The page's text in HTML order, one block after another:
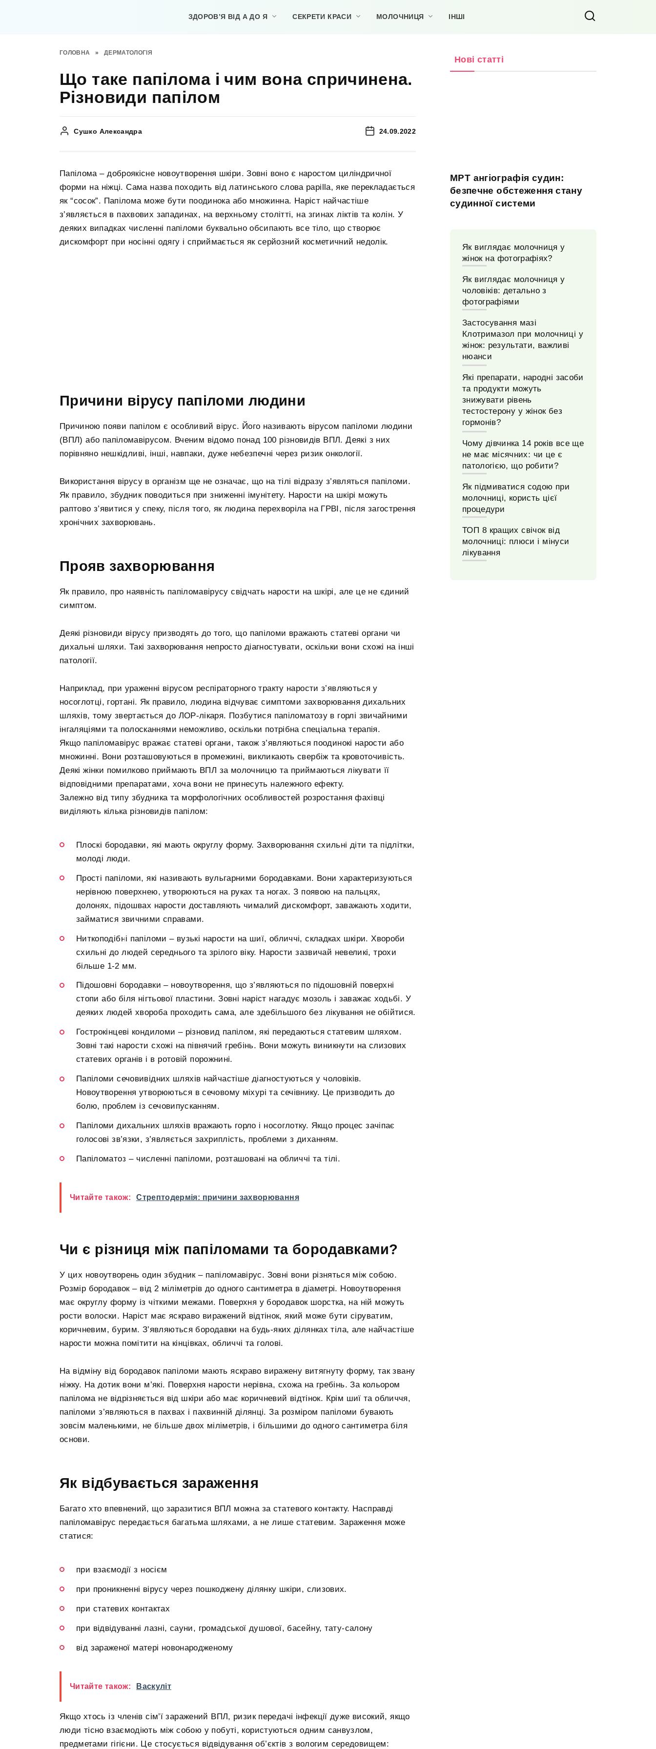
ЗДОРОВ’Я ВІД А ДО Я СЕКРЕТИ КРАСИ МОЛОЧНИЦЯ ІНШІ
ГОЛОВНА » ДЕРМАТОЛОГІЯ
Що таке папілома і чим вона спричинена.
Різновиди папілом
Сушко Александра 24.09.2022
Папілома – доброякісне новоутворення шкіри. Зовні воно є наростом циліндричної
форми на ніжці. Сама назва походить від латинського слова papilla, яке перекладається
як “сосок”. Папілома може бути поодинока або множинна. Наріст найчастіше
з’являється в пахвових западинах, на верхньому столітті, на згинах ліктів та колін. У
деяких випадках численні папіломи буквально обсипають все тіло, що створює
дискомфорт при носінні одягу і сприймається як серйозний косметичний недолік.
Причини вірусу папіломи людини
Причиною появи папілом є особливий вірус. Його називають вірусом папіломи людини
(ВПЛ) або папіломавірусом. Вченим відомо понад 100 різновидів ВПЛ. Деякі з них
порівняно нешкідливі, інші, навпаки, дуже небезпечні через ризик онкології.
Використання вірусу в організм ще не означає, що на тілі відразу з’являться папіломи.
Як правило, збудник поводиться при зниженні імунітету. Нарости на шкірі можуть
раптово з’явитися у спеку, після того, як людина перехворіла на ГРВІ, після загострення
хронічних захворювань.
Прояв захворювання
Як правило, про наявність папіломавірусу свідчать нарости на шкірі, але це не єдиний
симптом.
Деякі різновиди вірусу призводять до того, що папіломи вражають статеві органи чи
дихальні шляхи. Такі захворювання непросто діагностувати, оскільки вони схожі на інші
патології.
Наприклад, при ураженні вірусом респіраторного тракту нарости з’являються у
носоглотці, гортані. Як правило, людина відчуває симптоми захворювання дихальних
шляхів, тому звертається до ЛОР-лікаря. Позбутися папіломатозу в горлі звичайними
інгаляціями та полосканнями неможливо, оскільки потрібна спеціальна терапія.
Якщо папіломавірус вражає статеві органи, також з’являються поодинокі нарости або
множинні. Вони розташовуються в промежині, викликають свербіж та кровоточивість.
Деякі жінки помилково приймають ВПЛ за молочницю та приймаються лікувати її
відповідними препаратами, хоча вони не принесуть належного ефекту.
Залежно від типу збудника та морфологічних особливостей розростання фахівці
виділяють кілька різновидів папілом:
Плоскі бородавки, які мають округлу форму. Захворювання схильні діти та підлітки,
молоді люди.
Прості папіломи, які називають вульгарними бородавками. Вони характеризуються
нерівною поверхнею, утворюються на руках та ногах. З появою на пальцях,
долонях, підошвах нарости доставляють чималий дискомфорт, заважають ходити,
займатися звичними справами.
Ниткоподібні папіломи – вузькі нарости на шиї, обличчі, складках шкіри. Хвороби
схильні до людей середнього та зрілого віку. Нарости зазвичай невеликі, трохи
більше 1-2 мм.
Підошовні бородавки – новоутворення, що з’являються по підошовній поверхні
стопи або біля нігтьової пластини. Зовні наріст нагадує мозоль і заважає ходьбі. У
деяких людей хвороба проходить сама, але здебільшого без лікування не обійтися.
Гострокінцеві кондиломи – різновид папілом, які передаються статевим шляхом.
Зовні такі нарости схожі на півнячий гребінь. Вони можуть виникнути на слизових
статевих органів і в ротовій порожнині.
Папіломи сечовивідних шляхів найчастіше діагностуються у чоловіків.
Новоутворення утворюються в сечовому міхурі та сечівнику. Це призводить до
болю, проблем із сечовипусканням.
Папіломи дихальних шляхів вражають горло і носоглотку. Якщо процес зачіпає
голосові зв’язки, з’являється захриплість, проблеми з диханням.
Папіломатоз – численні папіломи, розташовані на обличчі та тілі.
Читайте також: Стрептодермія: причини захворювання
Чи є різниця між папіломами та бородавками?
У цих новоутворень один збудник – папіломавірус. Зовні вони різняться між собою.
Розмір бородавок – від 2 міліметрів до одного сантиметра в діаметрі. Новоутворення
має округлу форму із чіткими межами. Поверхня у бородавок шорстка, на ній можуть
рости волоски. Наріст має яскраво виражений відтінок, який може бути сіруватим,
коричневим, бурим. З’являються бородавки на будь-яких ділянках тіла, але найчастіше
нарости можна помітити на кінцівках, обличчі та голові.
На відміну від бородавок папіломи мають яскраво виражену витягнуту форму, так звану
ніжку. На дотик вони м’які. Поверхня нарости нерівна, схожа на гребінь. За кольором
папілома не відрізняється від шкіри або має коричневий відтінок. Крім шиї та обличчя,
папіломи з’являються в пахвах і пахвинній ділянці. За розміром папіломи бувають
зовсім маленькими, не більше двох міліметрів, і більшими до одного сантиметра біля
основи.
Як відбувається зараження
Багато хто впевнений, що заразитися ВПЛ можна за статевого контакту. Насправді
папіломавірус передається багатьма шляхами, а не лише статевим. Зараження може
статися:
при взаємодії з носієм
при проникненні вірусу через пошкоджену ділянку шкіри, слизових.
при статевих контактах
при відвідуванні лазні, сауни, громадської душової, басейну, тату-салону
від зараженої матері новонародженому
Читайте також: Васкуліт
Якщо хтось із членів сім’ї заражений ВПЛ, ризик передачі інфекції дуже високий, якщо
люди тісно взаємодіють між собою у побуті, користуються одним санвузлом,
предметами гігієни. Це стосується відвідування об’єктів з вологим середовищем:
Нові статті
МРТ ангіографія судин:
безпечне обстеження стану
судинної системи
Як виглядає молочниця у
жінок на фотографіях?
Як виглядає молочниця у
чоловіків: детально з
фотографіями
Застосування мазі
Клотримазол при молочниці у
жінок: результати, важливі
нюанси
Які препарати, народні засоби
та продукти можуть
знижувати рівень
тестостерону у жінок без
гормонів?
Чому дівчинка 14 років все ще
не має місячних: чи це є
патологією, що робити?
Як підмиватися содою при
молочниці, користь цієї
процедури
ТОП 8 кращих свічок від
молочниці: плюси і мінуси
лікування